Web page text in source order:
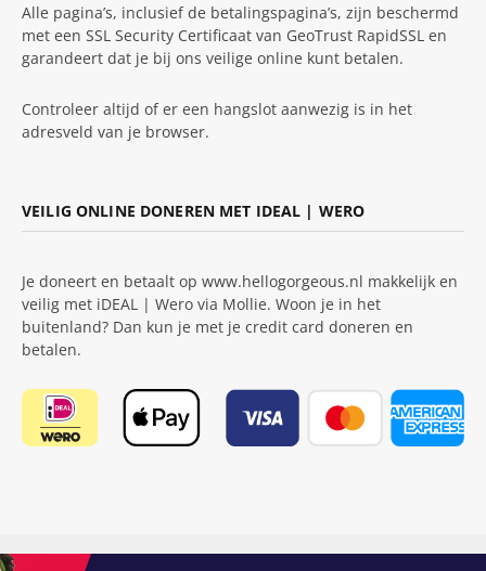
Alle pagina’s, inclusief de betalingspagina’s, zijn beschermd
met een SSL Security Certificaat van GeoTrust RapidSSL en
garandeert dat je bij ons veilige online kunt betalen.
Controleer altijd of er een hangslot aanwezig is in het
adresveld van je browser.
VEILIG ONLINE DONEREN MET IDEAL | WERO
Je doneert en betaalt op www.hellogorgeous.nl makkelijk en
veilig met iDEAL | Wero via Mollie. Woon je in het
buitenland? Dan kun je met je credit card doneren en
betalen.